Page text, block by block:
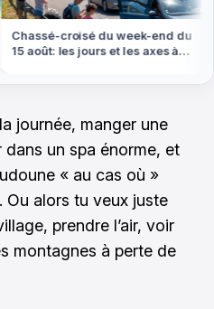
Chassé-croisé du week-end du
15 août: les jours et les axes à
journée, manger une
un spa énorme, et
« au cas où »
Ou alors tu veux juste
prendre l’air, voir
montagnes à perte de